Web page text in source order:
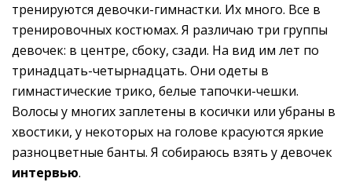
тренируются девочки-гимнастки. Их много. Все в
тренировочных костюмах. Я различаю три группы
девочек: в центре, сбоку, сзади. На вид им лет по
тринадцать-четырнадцать. Они одеты в
гимнастические трико, белые тапочки-чешки.
Волосы у многих заплетены в косички или убраны в
хвостики, у некоторых на голове красуются яркие
разноцветные банты. Я собираюсь взять у девочек
интервью.